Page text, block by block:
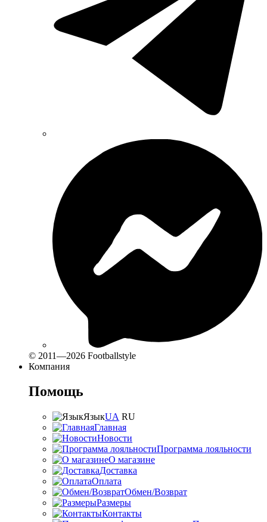
© 2011—2026 Footballstyle
Компания
Помощь
ЯзыкUA RU
Главная
Новости
Программа лояльности
О магазине
Доставка
Оплата
Обмен/Возврат
Размеры
Контакты